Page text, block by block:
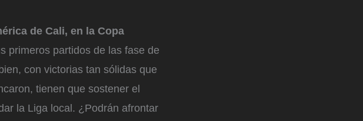
de Cali, en la Copa
primeros partidos de las fase de
con victorias tan sólidas que
tienen que sostener el
la Liga local. ¿Podrán afrontar